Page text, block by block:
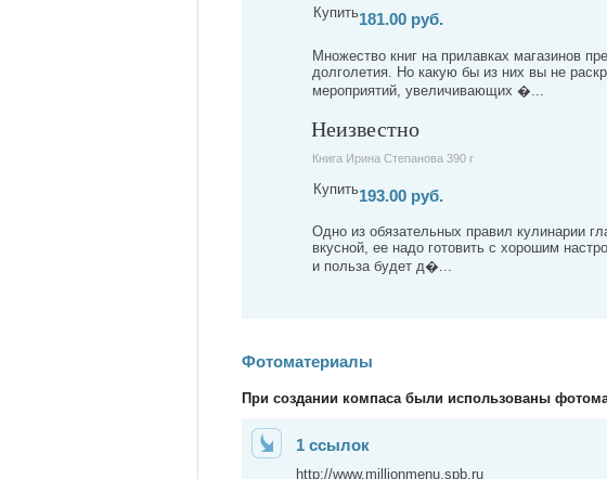
Купить181.00 руб.
Множество книг на прилавках магазинов
долголетия. Но какую бы из них вы не
мероприятий, увеличивающих �...
Неизвестно
Книга Ирина Степанова 390 г
Купить193.00 руб.
Одно из обязательных правил кулинарии
вкусной, ее надо готовить с хорошим
и польза будет д�...
Фотоматериалы
При создании компаса были использованы
1 ссылок
http://www.millionmenu.spb.ru